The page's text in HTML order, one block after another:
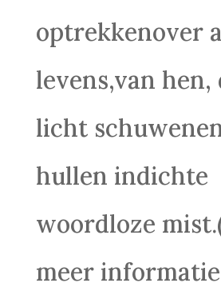
optrekkenover
levens,van hen,
licht
hullen indichte
woordloze
meer